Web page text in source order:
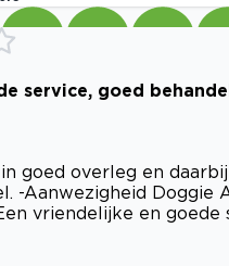
service, goed
goed overleg en
-Aanwezigheid Doggie
vriendelijke en goede